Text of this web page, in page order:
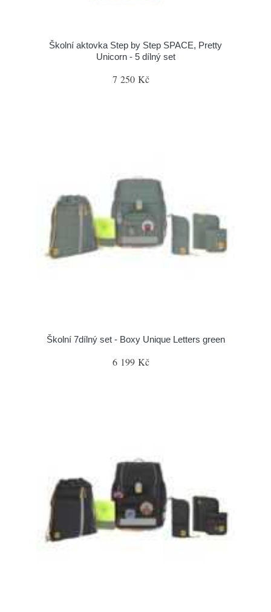
Školní aktovka Step by Step SPACE, Pretty
Unicorn - 5 dílný set
7 250 Kč
Školní 7dílný set - Boxy Unique Letters green
6 199 Kč